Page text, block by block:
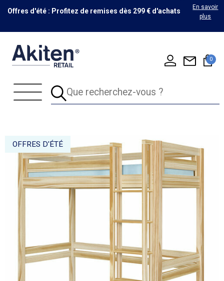
Offres d'été : Profitez de remises dès 299 € d'achats
En savoir
plus
0
OFFRES D'ÉTÉ